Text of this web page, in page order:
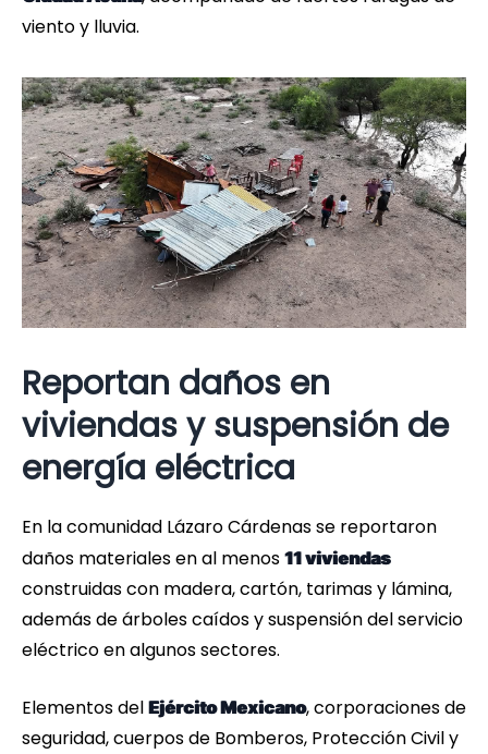
viento y lluvia.
Reportan daños en
viviendas y suspensión de
energía eléctrica
En la comunidad Lázaro Cárdenas se reportaron
daños materiales en al menos 11 viviendas
construidas con madera, cartón, tarimas y lámina,
además de árboles caídos y suspensión del servicio
eléctrico en algunos sectores.
Elementos del Ejército Mexicano, corporaciones de
seguridad, cuerpos de Bomberos, Protección Civil y